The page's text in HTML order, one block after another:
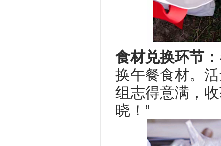
食材兑换环节‌：
换午餐食材。
组志得意满，
晓！”